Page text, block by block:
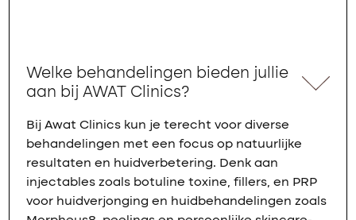
Welke behandelingen bieden jullie
aan bij AWAT Clinics?
Bij Awat Clinics kun je terecht voor diverse
behandelingen met een focus op natuurlijke
resultaten en huidverbetering. Denk aan
injectables zoals botuline toxine, fillers, en PRP
voor huidverjonging en huidbehandelingen zoals